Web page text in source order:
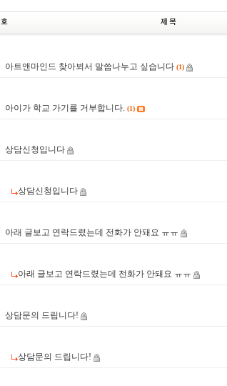
아트앤마인드 찾아뵈서 말씀나누고 싶습니다 (1)
아이가 학교 가기를 거부합니다. (1)
상담신청입니다
상담신청입니다
아래 글보고 연락드렸는데 전화가 안돼요 ㅠㅠ
아래 글보고 연락드렸는데 전화가 안돼요 ㅠㅠ
상담문의 드립니다!
상담문의 드립니다!